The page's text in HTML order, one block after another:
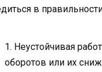
в
1. Неустойчивая
оборотов или их